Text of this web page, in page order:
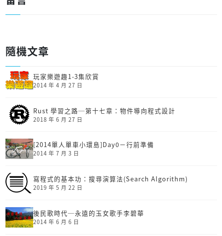
隨機文章
玩家樂遊趣1-3集欣賞
2014 年 4 月 27 日
Rust 學習之路─第十七章：物件導向程式設計
2018 年 6 月 27 日
[2014單人單車小環島]Day0－行前準備
2014 年 7 月 3 日
寫程式的基本功：搜尋演算法(Search Algorithm)
2019 年 5 月 22 日
後民歌時代─永遠的玉女歌手李碧華
2014 年 6 月 6 日